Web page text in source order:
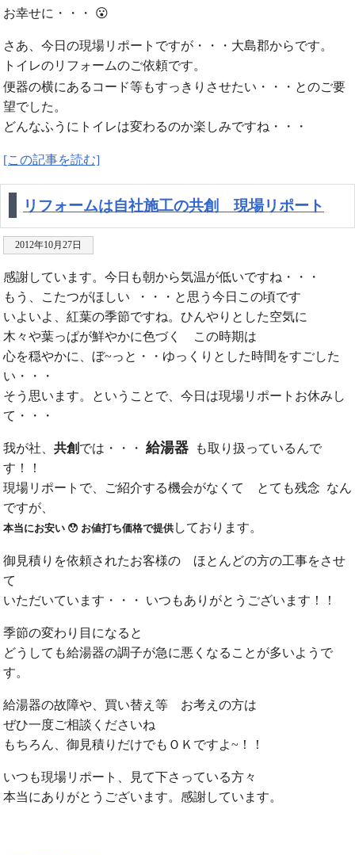
お幸せに・・・ 😮
さあ、今日の現場リポートですが・・・大島郡からです。
トイレのリフォームのご依頼です。
便器の横にあるコード等もすっきりさせたい・・・とのご要
望でした。
どんなふうにトイレは変わるのか楽しみですね・・・
[この記事を読む]
リフォームは自社施工の共創 現場リポート
2012年10月27日
感謝しています。今日も朝から気温が低いですね・・・
もう、こたつがほしい ・・・と思う今日この頃です
いよいよ、紅葉の季節ですね。ひんやりとした空気に
木々や葉っぱが鮮やかに色づく この時期は
心を穏やかに、ぼ~っと・・ゆっくりとした時間をすごした
い・・・
そう思います。ということで、今日は現場リポートお休みし
て・・・
我が社、 共創 では・・・ 給湯器
も取り扱っているんで
す！！
現場リポートで、ご紹介する機会がなくて とても残念 なん
ですが、
本当にお安い 😯 お値打ち価格で提供 しております。
御見積りを依頼されたお客様の ほとんどの方の工事をさせ
て
いただいています・・・ いつもありがとうございます！！
季節の変わり目になると
どうしても給湯器の調子が急に悪くなることが多いようで
す。
給湯器の故障や、買い替え等 お考えの方は
ぜひ一度ご相談くださいね
もちろん、御見積りだけでもＯＫですよ~！！
いつも現場リポート、見て下さっている方々
本当にありがとうございます。感謝しています。